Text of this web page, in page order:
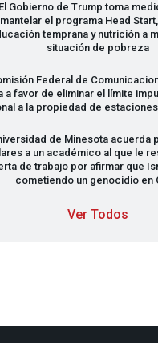
El Gobierno de Trump toma
el programa Head
temprana y nutrición a
situación de pobreza
Federal de
a favor de eliminar el límite
a la propiedad de
de Minesota acuerda
a un académico al que le
de trabajo por afirmar que
cometiendo un genocidio en
Ver Todos